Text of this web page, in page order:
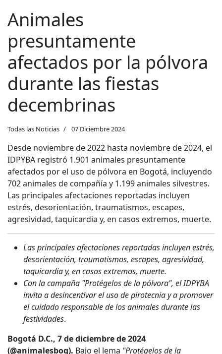
Animales
presuntamente
afectados por la pólvora
durante las fiestas
decembrinas
Todas las Noticias 07 Diciembre 2024
Desde noviembre de 2022 hasta noviembre de 2024, el
IDPYBA registró 1.901 animales presuntamente
afectados por el uso de pólvora en Bogotá, incluyendo
702 animales de compañía y 1.199 animales silvestres.
Las principales afectaciones reportadas incluyen
estrés, desorientación, traumatismos, escapes,
agresividad, taquicardia y, en casos extremos, muerte.
Las principales afectaciones reportadas incluyen estrés,
desorientación, traumatismos, escapes, agresividad,
taquicardia y, en casos extremos, muerte.
Con la campaña "Protégelos de la pólvora", el IDPYBA
invita a desincentivar el uso de pirotecnia y a promover
el cuidado responsable de los animales durante las
festividades.
Bogotá D.C., 7 de diciembre de 2024
(@animalesbog). Bajo el lema "Protégelos de la